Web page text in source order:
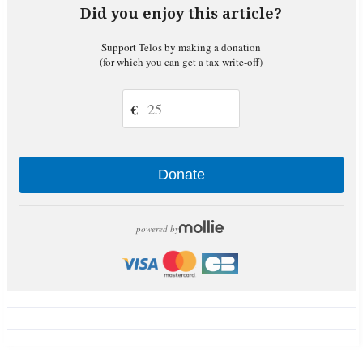
Did you enjoy this article?
Support Telos by making a donation
(for which you can get a tax write-off)
€
Donate
powered by